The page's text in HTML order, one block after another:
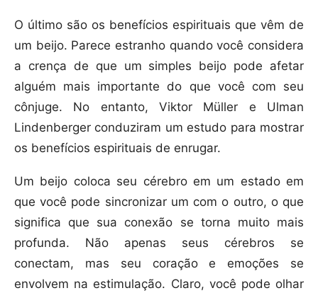
O último são os benefícios espirituais que vêm de
um beijo. Parece estranho quando você considera
a crença de que um simples beijo pode afetar
alguém mais importante do que você com seu
cônjuge. No entanto, Viktor Müller e Ulman
Lindenberger conduziram um estudo para mostrar
os benefícios espirituais de enrugar.
Um beijo coloca seu cérebro em um estado em
que você pode sincronizar um com o outro, o que
significa que sua conexão se torna muito mais
profunda. Não apenas seus cérebros se
conectam, mas seu coração e emoções se
envolvem na estimulação. Claro, você pode olhar